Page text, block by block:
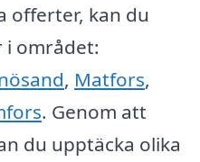
offerter, kan du
i området:
, Matfors,
. Genom att
du upptäcka olika